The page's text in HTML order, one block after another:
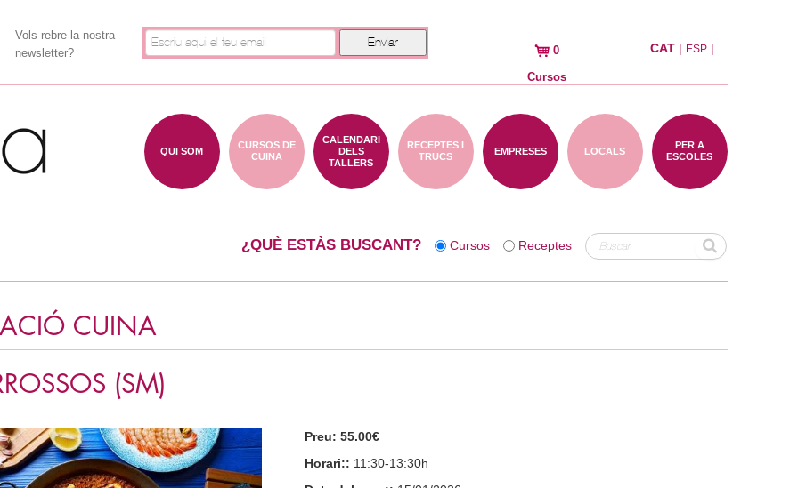
Vols rebre la nostra
newsletter?
0
Cursos
CAT| ESP|
PER A
ESCOLES
LOCALS
EMPRESES
RECEPTES I
TRUCS
CALENDARI
DELS
TALLERS
CURSOS DE
CUINA
QUI SOM
Receptes
Cursos
¿QUÈ ESTÀS BUSCANT?
CUINA
(SM)
Preu:55.00€
Horari:: 11:30-13:30h